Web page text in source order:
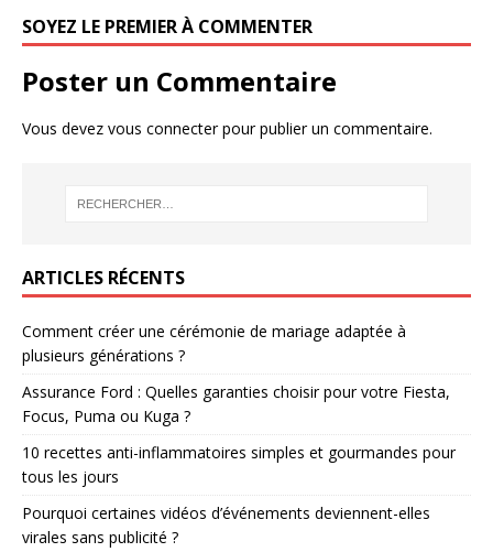
SOYEZ LE PREMIER À COMMENTER
Poster un Commentaire
Vous devez vous connecterpour publier un commentaire.
ARTICLES RÉCENTS
Comment créer une cérémonie de mariage adaptée à
plusieurs générations ?
Assurance Ford : Quelles garanties choisir pour votre Fiesta,
Focus, Puma ou Kuga ?
10 recettes anti-inflammatoires simples et gourmandes pour
tous les jours
Pourquoi certaines vidéos d’événements deviennent-elles
virales sans publicité ?